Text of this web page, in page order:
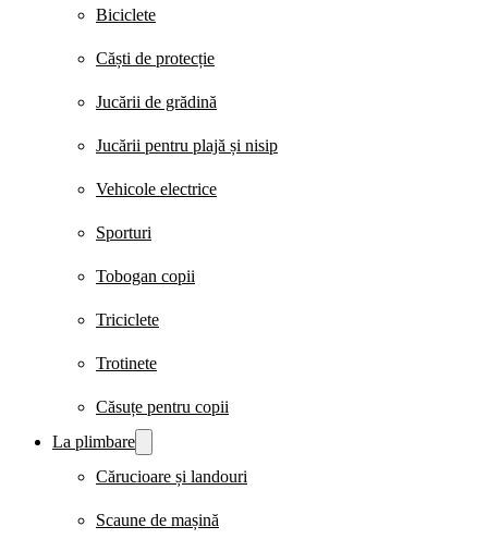
Biciclete
Căști de protecție
Jucării de grădină
Jucării pentru plajă și nisip
Vehicole electrice
Sporturi
Tobogan copii
Triciclete
Trotinete
Căsuțe pentru copii
La plimbare
Cărucioare și landouri
Scaune de mașină